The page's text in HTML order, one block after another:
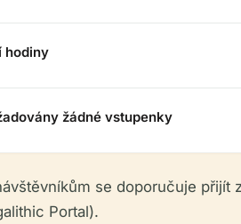
hodiny
žádné vstupenky
se doporučuje
Portal).